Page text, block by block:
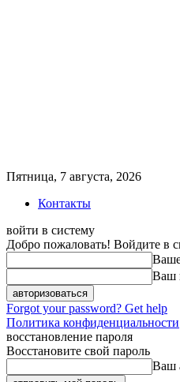
Пятница, 7 августа, 2026
Контакты
войти в систему
Добро пожаловать! Войдите в
Ваш
Forgot your password? Get help
Политика конфиденциальности
восстановление пароля
Восстановите свой пароль
Ваш